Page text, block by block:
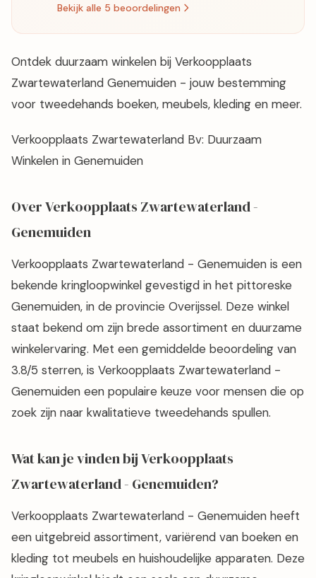
Bekijk alle 5 beoordelingen
Ontdek duurzaam winkelen bij Verkoopplaats
Zwartewaterland Genemuiden - jouw bestemming
voor tweedehands boeken, meubels, kleding en meer.
Verkoopplaats Zwartewaterland Bv: Duurzaam
Winkelen in Genemuiden
Over Verkoopplaats Zwartewaterland -
Genemuiden
Verkoopplaats Zwartewaterland - Genemuiden is een
bekende kringloopwinkel gevestigd in het pittoreske
Genemuiden, in de provincie Overijssel. Deze winkel
staat bekend om zijn brede assortiment en duurzame
winkelervaring. Met een gemiddelde beoordeling van
3.8/5 sterren, is Verkoopplaats Zwartewaterland -
Genemuiden een populaire keuze voor mensen die op
zoek zijn naar kwalitatieve tweedehands spullen.
Wat kan je vinden bij Verkoopplaats
Zwartewaterland - Genemuiden?
Verkoopplaats Zwartewaterland - Genemuiden heeft
een uitgebreid assortiment, variërend van boeken en
kleding tot meubels en huishoudelijke apparaten. Deze